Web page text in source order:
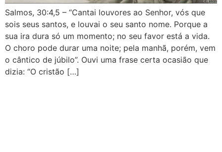
Salmos, 30:4,5 – “Cantai louvores ao Senhor, vós que
sois seus santos, e louvai o seu santo nome. Porque a
sua ira dura só um momento; no seu favor está a vida.
O choro pode durar uma noite; pela manhã, porém, vem
o cântico de júbilo”. Ouvi uma frase certa ocasião que
dizia: “O cristão […]